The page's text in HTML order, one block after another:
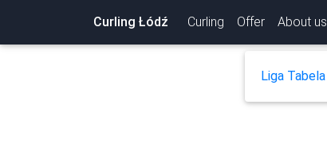
Curling Łódź Curling Offer About us
Liga Tabela